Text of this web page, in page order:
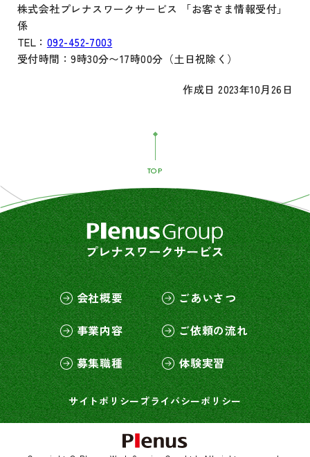
株式会社プレナスワークサービス 「お客さま情報受付」
係
TEL： 092-452-7003
受付時間：9時30分〜17時00分（土日祝除く）
作成日 2023年10月26日
TOP
会社概要
ごあいさつ
事業内容
ご依頼の流れ
募集職種
体験実習
サイトポリシープライバシーポリシー